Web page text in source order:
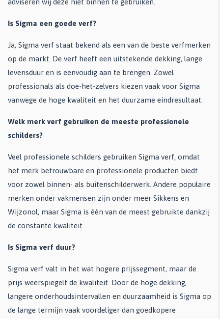
adviseren wij deze niet binnen te gebruiken.
Is Sigma een goede verf?
Ja, Sigma verf staat bekend als een van de beste verfmerken
op de markt. De verf heeft een uitstekende dekking, lange
levensduur en is eenvoudig aan te brengen. Zowel
professionals als doe-het-zelvers kiezen vaak voor Sigma
vanwege de hoge kwaliteit en het duurzame eindresultaat.
Welk merk verf gebruiken de meeste professionele
schilders?
Veel professionele schilders gebruiken Sigma verf, omdat
het merk betrouwbare en professionele producten biedt
voor zowel binnen- als buitenschilderwerk. Andere populaire
merken onder vakmensen zijn onder meer Sikkens en
Wijzonol, maar Sigma is één van de meest gebruikte dankzij
de constante kwaliteit.
Is Sigma verf duur?
Sigma verf valt in het wat hogere prijssegment, maar de
prijs weerspiegelt de kwaliteit. Door de hoge dekking,
langere onderhoudsintervallen en duurzaamheid is Sigma op
de lange termijn vaak voordeliger dan goedkopere